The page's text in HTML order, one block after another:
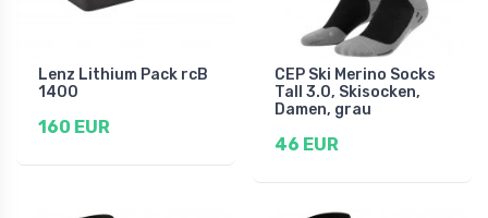
Lenz Lithium Pack rcB
1400
160 EUR
CEP Ski Merino Socks
Tall 3.0, Skisocken,
Damen, grau
46 EUR